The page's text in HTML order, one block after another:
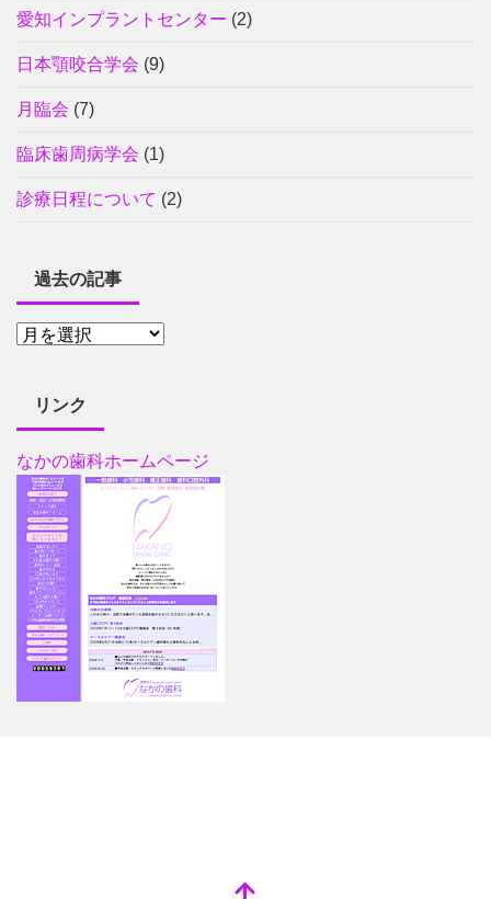
愛知インプラントセンター (2)
日本顎咬合学会 (9)
月臨会 (7)
臨床歯周病学会 (1)
診療日程について (2)
過去の記事
リンク
なかの歯科ホームページ